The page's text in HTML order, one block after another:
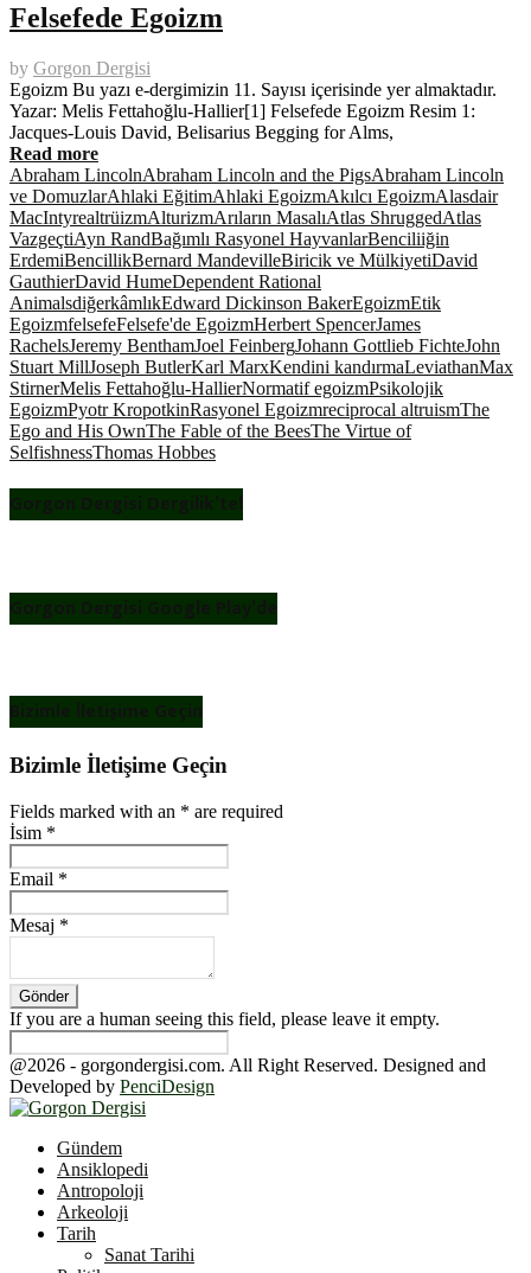
Felsefede Egoizm
by Gorgon Dergisi
Egoizm Bu yazı e-dergimizin 11. Sayısı içerisinde yer almaktadır.
Yazar: Melis Fettahoğlu-Hallier[1] Felsefede Egoizm Resim 1:
Jacques-Louis David, Belisarius Begging for Alms,
Read more
Abraham LincolnAbraham Lincoln and the PigsAbraham Lincoln
ve DomuzlarAhlaki EğitimAhlaki EgoizmAkılcı EgoizmAlasdair
MacIntyrealtrüizmAlturizmArıların MasalıAtlas ShruggedAtlas
VazgeçtiAyn RandBağımlı Rasyonel HayvanlarBenciliiğin
ErdemiBencillikBernard MandevilleBiricik ve MülkiyetiDavid
GauthierDavid HumeDependent Rational
AnimalsdiğerkâmlıkEdward Dickinson BakerEgoizmEtik
EgoizmfelsefeFelsefe'de EgoizmHerbert SpencerJames
RachelsJeremy BenthamJoel FeinbergJohann Gottlieb FichteJohn
Stuart MillJoseph ButlerKarl MarxKendini kandırmaLeviathanMax
StirnerMelis Fettahoğlu-HallierNormatif egoizmPsikolojik
EgoizmPyotr KropotkinRasyonel Egoizmreciprocal altruismThe
Ego and His OwnThe Fable of the BeesThe Virtue of
SelfishnessThomas Hobbes
Gorgon Dergisi Dergilik’te!
Gorgon Dergisi Google Play’de
Bizimle İletişime Geçin
Bizimle İletişime Geçin
Fields marked with an * are required
İsim *
Email *
Mesaj *
If you are a human seeing this field, please leave it empty.
@2026 - gorgondergisi.com. All Right Reserved. Designed and
Developed by PenciDesign
Gündem
Ansiklopedi
Antropoloji
Arkeoloji
Tarih
Sanat Tarihi